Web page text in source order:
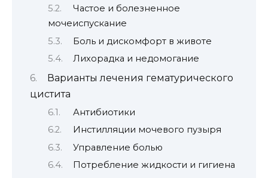
Частое и болезненное
мочеиспускание
Боль и дискомфорт в животе
Лихорадка и недомогание
Варианты лечения гематурического
цистита
Антибиотики
Инстилляции мочевого пузыря
Управление болью
Потребление жидкости и гигиена